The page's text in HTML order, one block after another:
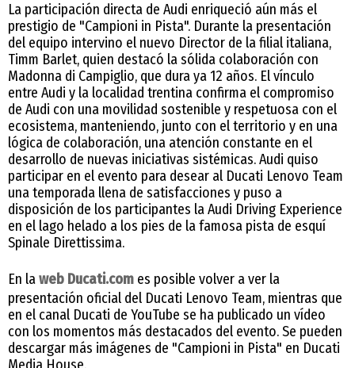
La participación directa de Audi enriqueció aún más el
prestigio de "Campioni in Pista". Durante la presentación
del equipo intervino el nuevo Director de la filial italiana,
Timm Barlet, quien destacó la sólida colaboración con
Madonna di Campiglio, que dura ya 12 años. El vínculo
entre Audi y la localidad trentina confirma el compromiso
de Audi con una movilidad sostenible y respetuosa con el
ecosistema, manteniendo, junto con el territorio y en una
lógica de colaboración, una atención constante en el
desarrollo de nuevas iniciativas sistémicas. Audi quiso
participar en el evento para desear al Ducati Lenovo Team
una temporada llena de satisfacciones y puso a
disposición de los participantes la Audi Driving Experience
en el lago helado a los pies de la famosa pista de esquí
Spinale Direttissima.
En laweb Ducati.com es posible volver a ver la
presentación oficial del Ducati Lenovo Team, mientras que
en el canal Ducati de YouTube se ha publicado un vídeo
con los momentos más destacados del evento. Se pueden
descargar más imágenes de "Campioni in Pista" en Ducati